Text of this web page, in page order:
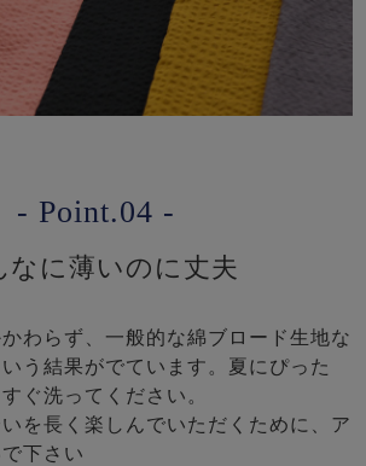
- Point.04 -
なに薄いのに丈夫
わらず、一般的な綿ブロード生地な
う結果がでています。夏にぴった
ぐ洗ってください。
を長く楽しんでいただくために、ア
下さい